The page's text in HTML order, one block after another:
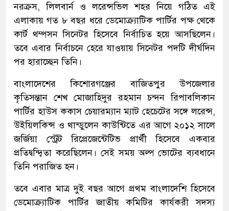
নরক্রস, লিলবার্ন ও লরেন্সভিল শহর নিয়ে গঠিত এই
এলাকায় গত ৮ বছর ধরে ডেমোক্র্যাটিক পার্টির পক্ষ থেকে
কার্ট থম্পসন সিনেটর হিসেবে নির্বাচিত হয়ে আসছিলেন।
তবে এবার নির্বাচনে হেরে যাওয়ায় সিনেটর পদটি দীর্ঘদিন
পর হারাচ্ছেন তিনি।
বাংলাদেশের কিশোরগঞ্জের বাজিতপুর উপজেলার
কৃতিসন্তান শেখ মোজাহিদুর রহমান চন্দন রিপাবলিকান
পার্টির হাউস ককাস চেয়ারম্যান ম্যাট হেচেটের সঙ্গে লরেন্স,
উইয়িলকিন্স ও থান্ডুলেন কাউন্টিতে এর আগে ২০১২ সালে
জর্জিয়া স্ট্রেট রিপ্রেজেন্টেটিভ প্রার্থী হিসেবে একবার
প্রতিদ্বন্দ্বিতা করেছিলেন। সেই সময় অল্প ভোটের ব্যবধানে
তিনি পরাজিত হন।
তবে এবার মাত্র দুই বছর আগে প্রথম বাংলাদেশি হিসেবে
ডেমোক্র্যাটিক পার্টির জাতীয় কমিটির কার্যকরী সদস্য